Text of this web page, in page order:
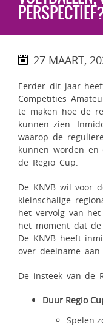
27 MAART,
Eerder dit jaar
Competities
te maken hoe de
kunnen zien.
waarop de
kunnen worden
de Regio Cup.
De KNVB wil voor
kleinschalige
het vervolg van
het moment dat
De KNVB heeft
over deelname aan
De insteek van de
Duur Regio
Spelen